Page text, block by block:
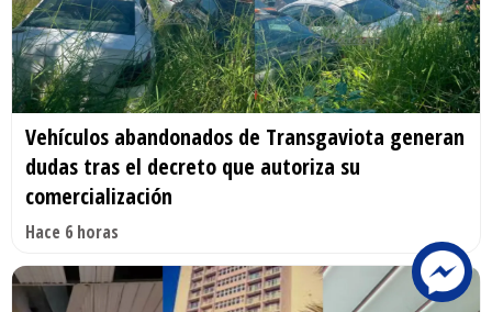
Vehículos abandonados de Transgaviota generan
dudas tras el decreto que autoriza su
comercialización
Hace 6 horas